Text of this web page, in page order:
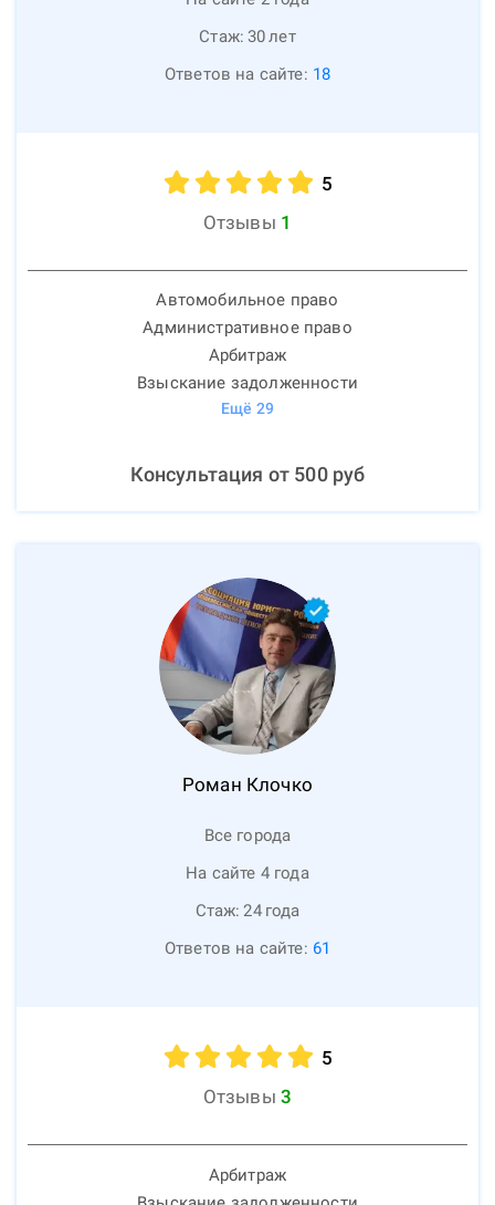
Стаж: 30лет
Ответов на сайте: 18
5
Отзывы 1
Автомобильное право
Административное право
Арбитраж
Взыскание задолженности
Ещё 29
Консультация от 500руб
Роман Клочко
Все города
На сайте 4 года
Стаж: 24 года
Ответов на сайте: 61
5
Отзывы 3
Арбитраж